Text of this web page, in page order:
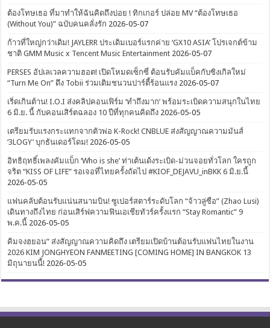
ต้องโทษเธอ ที่มาทำให้ฉันคิดถึงบ่อย ! ทิกเกอร์ ปล่อย MV “ต้องโทษเธอ
(Without You)” ฉบับคนคลั่งรัก 2026-05-07
ก้าวที่ใหญ่กว่าเดิม! JAYLERR ประเดิมเบอร์แรกค่าย ‘GX10 ASIA’ โปรเจกต์ข้าม
ชาติ GMM Music x Tencent Music Entertainment 2026-05-07
PERSES อัปเลเวลความฮอต! เปิดโหมดเซ็กซี่ ต้อนรับคัมแบ็คกับซิงเกิลใหม่
“Turn Me On” ดึง Tobii ร่วมเติมชนวนปาร์ตี้ร้อนแรง 2026-05-07
เริ่ดเกินต้าน! I.O.I ส่งคลิปคอนเฟิร์ม ‘ทำถึงมาก’ พร้อมระเบิดความสนุกในไทย
6 มิ.ย. นี้ กับคอนเสิร์ตฉลอง 10 ปีที่ทุกคนคิดถึง 2026-05-05
เตรียมรับแรงกระแทกจากตัวพ่อ K-Rock! CNBLUE ส่งสัญญาณความมันส์
‘3LOGY’ บุกธันเดอร์โดม! 2026-05-05
อิทธิฤทธิ์เพลงคัมแบ็ก ‘Who is she’ ท่าเต้นเด้งระเบิด-ม่วนจอยทั่วโลก ใครถูก
จริต “KISS OF LIFE” รอเจอที่ไทยครั้งถัดไป #KIOF_DEJAVU_inBKK 6 มิ.ย.นี้
2026-05-05
แฟนคลับต้อนรับแน่นสนามบิน! ซูเปอร์สตาร์ระดับโลก “จ้าวลู่ซือ” (Zhao Lusi)
เดินทางถึงไทย ก่อนเสิร์ฟความฟินเอเชียทัวร์ครั้งแรก “Stay Romantic” 9
พ.ค.นี้ 2026-05-05
คิมจงฮยอน” ส่งสัญญาณความคิดถึง เตรียมเปิดบ้านต้อนรับแฟนไทยในงาน
2026 KIM JONGHYEON FANMEETING [COMING HOME] IN BANGKOK 13
มิถุนายนนี้! 2026-05-05